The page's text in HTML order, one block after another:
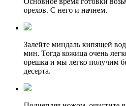
орехов. С него и начнем.
Залейте миндаль кипящей
мин. Тогда кожица очень
орешка и мы легко получим
десерта.